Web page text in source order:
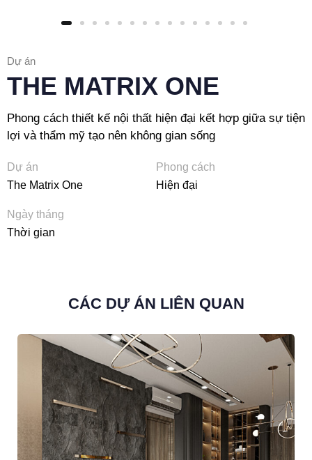
Dự án
THE MATRIX ONE
Phong cách thiết kế nội thất hiện đại kết hợp giữa sự tiện
lợi và thẩm mỹ tạo nên không gian sống
Dự án
The Matrix One
Phong cách
Hiện đại
Ngày tháng
Thời gian
CÁC DỰ ÁN LIÊN QUAN